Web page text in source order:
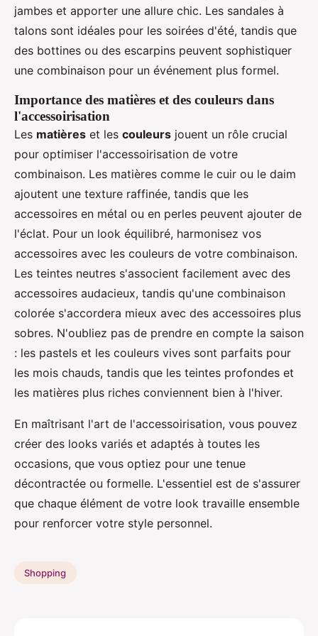
jambes et apporter une allure chic. Les sandales à
talons sont idéales pour les soirées d'été, tandis que
des bottines ou des escarpins peuvent sophistiquer
une combinaison pour un événement plus formel.
Importance des matières et des couleurs dans
l'accessoirisation
Les matières et les couleurs jouent un rôle crucial
pour optimiser l'accessoirisation de votre
combinaison. Les matières comme le cuir ou le daim
ajoutent une texture raffinée, tandis que les
accessoires en métal ou en perles peuvent ajouter de
l'éclat. Pour un look équilibré, harmonisez vos
accessoires avec les couleurs de votre combinaison.
Les teintes neutres s'associent facilement avec des
accessoires audacieux, tandis qu'une combinaison
colorée s'accordera mieux avec des accessoires plus
sobres. N'oubliez pas de prendre en compte la saison
: les pastels et les couleurs vives sont parfaits pour
les mois chauds, tandis que les teintes profondes et
les matières plus riches conviennent bien à l'hiver.
En maîtrisant l'art de l'accessoirisation, vous pouvez
créer des looks variés et adaptés à toutes les
occasions, que vous optiez pour une tenue
décontractée ou formelle. L'essentiel est de s'assurer
que chaque élément de votre look travaille ensemble
pour renforcer votre style personnel.
Shopping